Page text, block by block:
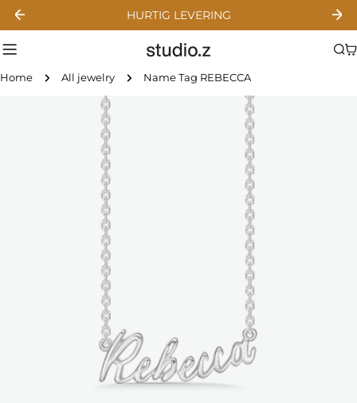
Skip
content
HURTIG LEVERING
Home All jewelry Name Tag REBECCA